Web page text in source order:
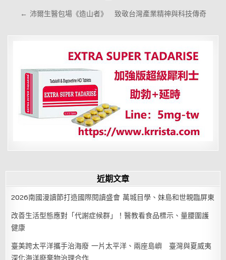
← 沛爾生醫包場《造山者》 致敬台灣產業精神與科技傳奇
近期文章
2026南國漫讀節打造國際閱讀盛會 萬城目學、妹島和世親臨屏東
改善生活型態應對「代謝症候群」！醫教看食品標示、量腰圍護
健康
臺美跨太平洋攜手治海廢 一片太平洋、兩座島嶼 臺灣與夏威夷